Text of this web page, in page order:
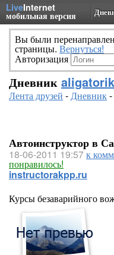
LiveInternet
мобильная версия
Вы были
страницы. Вернуться!
Авторизация
Дневник aligatorik
Лента друзей -Дневник-
Автоинструктор в
18-06-2011 19:57к
понравилось!
instructorakpp.ru
Курсы безаварийного